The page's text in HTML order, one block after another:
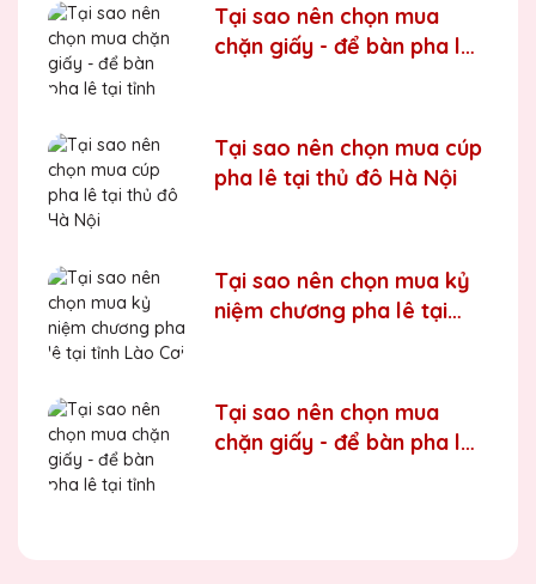
Tại sao nên chọn mua
chặn giấy - để bàn pha lê
Tại sao nên chọn mua cúp
pha lê tại thủ đô Hà Nội
Tại sao nên chọn mua kỷ
niệm chương pha lê tại
Tại sao nên chọn mua
chặn giấy - để bàn pha lê